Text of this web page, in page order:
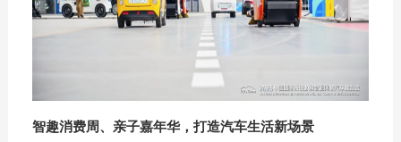
智趣消费周、亲子嘉年华，打造汽车生活新场景